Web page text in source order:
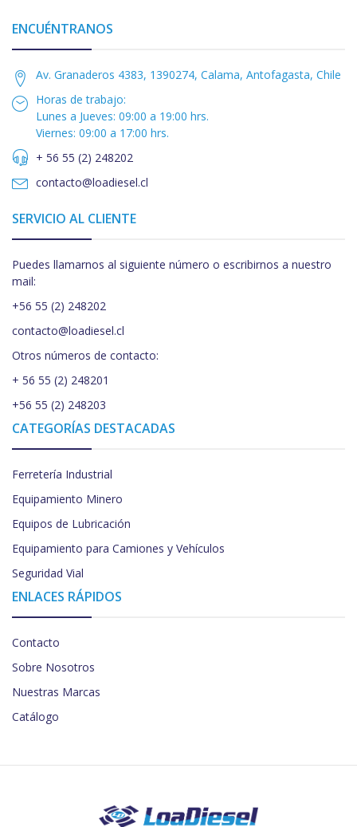
ENCUÉNTRANOS
Av. Granaderos 4383, 1390274, Calama, Antofagasta, Chile
Horas de trabajo:
Lunes a Jueves: 09:00 a 19:00 hrs.
Viernes: 09:00 a 17:00 hrs.
+ 56 55 (2) 248202
contacto@loadiesel.cl
SERVICIO AL CLIENTE
Puedes llamarnos al siguiente número o escribirnos a nuestro
mail:
+56 55 (2) 248202
contacto@loadiesel.cl
Otros números de contacto:
+ 56 55 (2) 248201
+56 55 (2) 248203
CATEGORÍAS DESTACADAS
Ferretería Industrial
Equipamiento Minero
Equipos de Lubricación
Equipamiento para Camiones y Vehículos
Seguridad Vial
ENLACES RÁPIDOS
Contacto
Sobre Nosotros
Nuestras Marcas
Catálogo